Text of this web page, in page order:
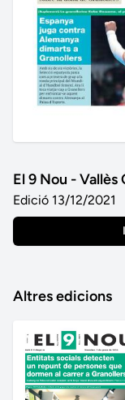
El 9 Nou - Vallès
Edició 13/12/2021
Altres edicions